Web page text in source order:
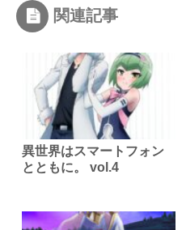
関連記事
異世界はスマートフォン
とともに。 vol.4